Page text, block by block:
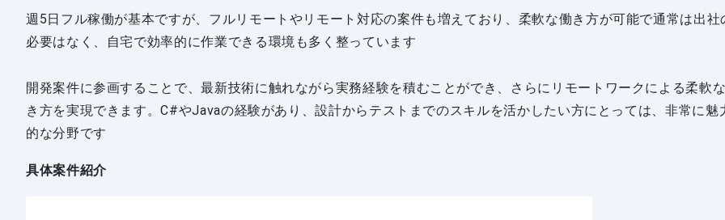
週5日フル稼働が基本ですが、フルリモートやリモート対応の案件も増えており、柔軟な働き方が可能で通常は出社
必要はなく、自宅で効率的に作業できる環境も多く整っています
開発案件に参画することで、最新技術に触れながら実務経験を積むことができ、さらにリモートワークによる柔軟
き方を実現できます。C#やJavaの経験があり、設計からテストまでのスキルを活かしたい方にとっては、非常に魅
的な分野です
具体案件紹介